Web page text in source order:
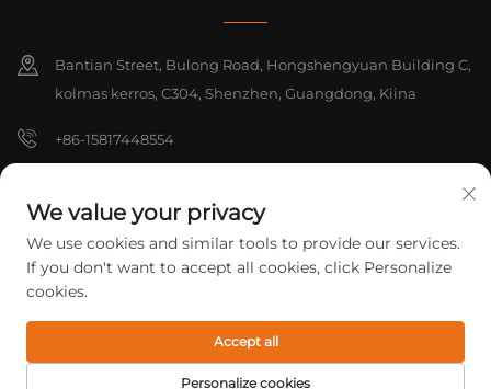
Bantian Street, Bulong Road, Hongshengyuan Building C,
kolmas kerros, C304, Shenzhen, Guangdong, Kiina
+86-15817448554
Tekijänoikeudet © 2026 Shenzhen Yarrae Technology Co., Ltd.
Beijing Kaikki oikeudet pidätetään.
Tietosuojakäytäntö
We value your privacy
We use cookies and similar tools to provide our services.
If you don't want to accept all cookies, click Personalize
cookies.
Personalize cookies
Accept all